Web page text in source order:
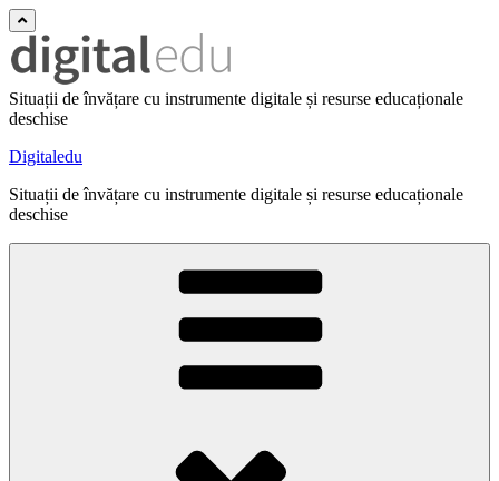
Situații de învățare cu instrumente digitale și resurse educaționale
deschise
Digitaledu
Situații de învățare cu instrumente digitale și resurse educaționale
deschise